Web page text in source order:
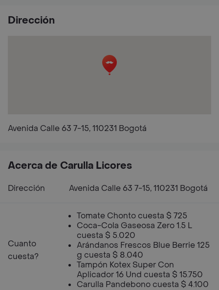
Dirección
Avenida Calle 63 7-15, 110231 Bogotá
Acerca de Carulla Licores
Dirección Avenida Calle 63 7-15, 110231 Bogotá
Cuanto
cuesta?
Tomate Chonto cuesta $ 725
Coca-Cola Gaseosa Zero 1.5 L
cuesta $ 5.020
Arándanos Frescos Blue Berrie 125
g cuesta $ 8.040
Tampón Kotex Super Con
Aplicador 16 Und cuesta $ 15.750
Carulla Pandebono cuesta $ 4.100